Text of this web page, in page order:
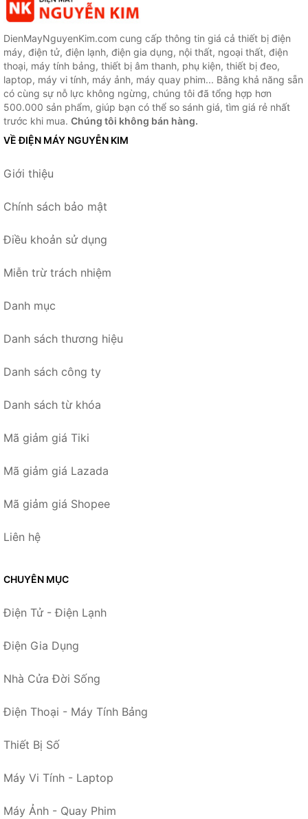
DienMayNguyenKim.com cung cấp thông tin giá cả thiết bị điện
máy, điện tử, điện lạnh, điện gia dụng, nội thất, ngoại thất, điện
thoại, máy tính bảng, thiết bị âm thanh, phụ kiện, thiết bị đeo,
laptop, máy vi tính, máy ảnh, máy quay phim... Bằng khả năng sẵn
có cùng sự nỗ lực không ngừng, chúng tôi đã tổng hợp hơn
500.000 sản phẩm, giúp bạn có thể so sánh giá, tìm giá rẻ nhất
trước khi mua. Chúng tôi không bán hàng.
VỀ ĐIỆN MÁY NGUYỄN KIM
Giới thiệu
Chính sách bảo mật
Điều khoản sử dụng
Miễn trừ trách nhiệm
Danh mục
Danh sách thương hiệu
Danh sách công ty
Danh sách từ khóa
Mã giảm giá Tiki
Mã giảm giá Lazada
Mã giảm giá Shopee
Liên hệ
CHUYÊN MỤC
Điện Tử - Điện Lạnh
Điện Gia Dụng
Nhà Cửa Đời Sống
Điện Thoại - Máy Tính Bảng
Thiết Bị Số
Máy Vi Tính - Laptop
Máy Ảnh - Quay Phim